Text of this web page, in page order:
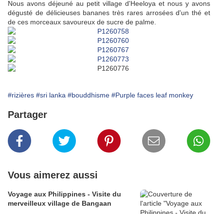
Nous avons déjeuné au petit village d'Heeloya et nous y avons
dégusté de délicieuses bananes très rares arrosées d'un thé et
de ces morceaux savoureux de sucre de palme.
#rizières #sri lanka #bouddhisme #Purple faces leaf monkey
Partager
Vous aimerez aussi
Voyage aux Philippines - Visite du
merveilleux village de Bangaan